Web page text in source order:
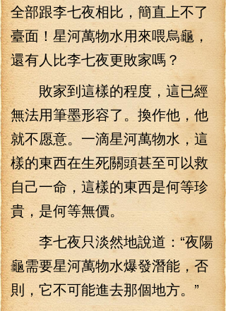
全部跟李七夜相比，簡直上不了
臺面！星河萬物水用來喂烏龜，
還有人比李七夜更敗家嗎？
敗家到這樣的程度，這已經
無法用筆墨形容了。換作他，他
就不愿意。一滴星河萬物水，這
樣的東西在生死關頭甚至可以救
自己一命，這樣的東西是何等珍
貴，是何等無價。
李七夜只淡然地說道：“夜陽
龜需要星河萬物水爆發潛能，否
則，它不可能進去那個地方。”